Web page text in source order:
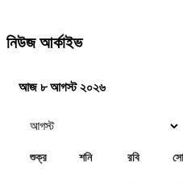
নিউজ আর্কাইভ
আজ ৮ আগস্ট ২০২৬
শুক্র শনি রবি